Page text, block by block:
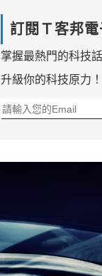
訂閱Ｔ客邦
掌握最熱門的科技
升級你的科技原力！